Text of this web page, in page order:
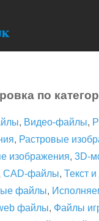
по
, Видео-файлы,
, Растровые
изображения, 3D-
CAD-файлы, Текст
файлы,
файлы, Файлы